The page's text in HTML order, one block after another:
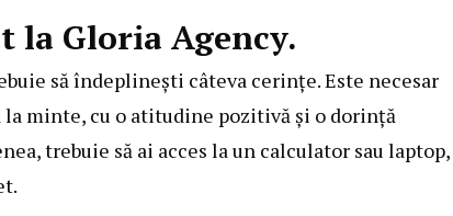
la Gloria Agency.
să îndeplinești câteva cerințe. Este necesar
la minte, cu o atitudine pozitivă și o dorință
trebuie să ai acces la un calculator sau laptop,